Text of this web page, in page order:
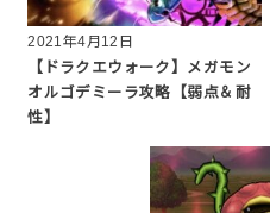
2021年4月12日
【ドラクエウォーク】メガモン
オルゴデミーラ攻略【弱点＆耐
性】